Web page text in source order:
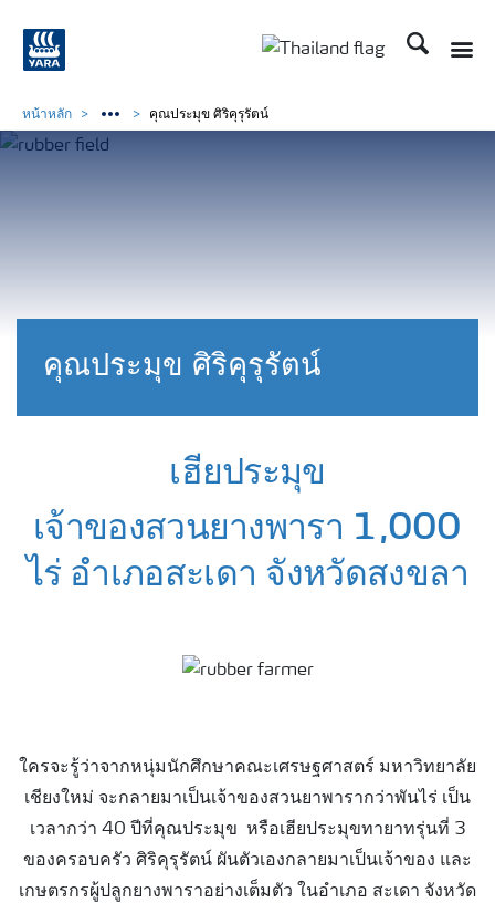
ค้นหา
คุณประมุข ศิริคุรุรัตน์
หน้าหลัก คุณประมุข ศิริคุรุรัตน์
เฮียประมุข
เจ้าของสวนยางพารา 1,000
ไร่ อำเภอสะเดา จังหวัดสงขลา
ใครจะรู้ว่าจากหนุ่มนักศึกษาคณะเศรษฐศาสตร์ มหาวิทยาลัย
เชียงใหม่ จะกลายมาเป็นเจ้าของสวนยาพารากว่าพันไร่ เป็น
เวลากว่า 40 ปีที่คุณประมุข หรือเฮียประมุขทายาทรุ่นที่ 3
ของครอบครัว ศิริคุรุรัตน์ ผันตัวเองกลายมาเป็นเจ้าของ และ
เกษตรกรผู้ปลูกยางพาราอย่างเต็มตัว ในอำเภอ สะเดา จังหวัด